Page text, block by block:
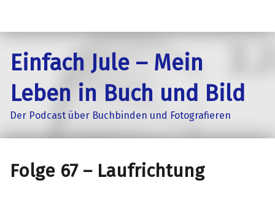
Einfach Jule – Mein
Leben in Buch und Bild
Der Podcast über Buchbinden und Fotografieren
Folge 67 – Laufrichtung